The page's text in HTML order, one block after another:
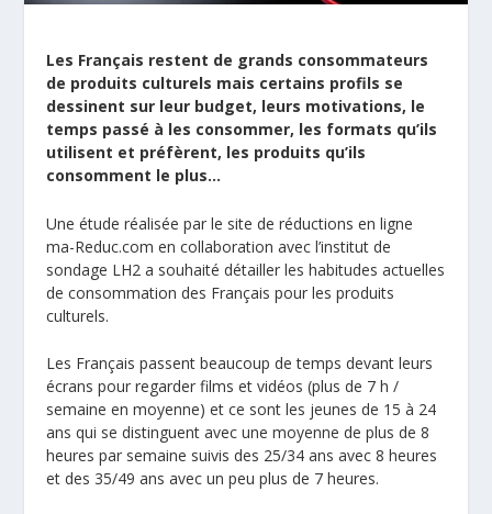
Les Français restent de grands consommateurs
de produits culturels mais certains profils se
dessinent sur leur budget, leurs motivations, le
temps passé à les consommer, les formats qu’ils
utilisent et préfèrent, les produits qu’ils
consomment le plus…
Une étude réalisée par le site de réductions en ligne
ma-Reduc.com en collaboration avec l’institut de
sondage LH2 a souhaité détailler les habitudes actuelles
de consommation des Français pour les produits
culturels.
Les Français passent beaucoup de temps devant leurs
écrans pour regarder films et vidéos (plus de 7 h /
semaine en moyenne) et ce sont les jeunes de 15 à 24
ans qui se distinguent avec une moyenne de plus de 8
heures par semaine suivis des 25/34 ans avec 8 heures
et des 35/49 ans avec un peu plus de 7 heures.